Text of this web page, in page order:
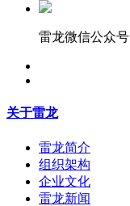
雷龙微信公众号
关于雷龙
雷龙简介
组织架构
企业文化
雷龙新闻